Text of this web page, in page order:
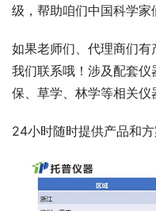
级，帮助咱们中国科学家
如果老师们、代理商们
我们联系哦！涉及配套
保、草学、林学等相关仪
24小时随时提供产品和